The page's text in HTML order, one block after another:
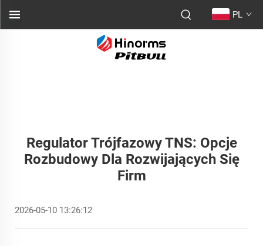
PL
Regulator Trójfazowy TNS: Opcje
Rozbudowy Dla Rozwijających Się
Firm
2026-05-10 13:26:12